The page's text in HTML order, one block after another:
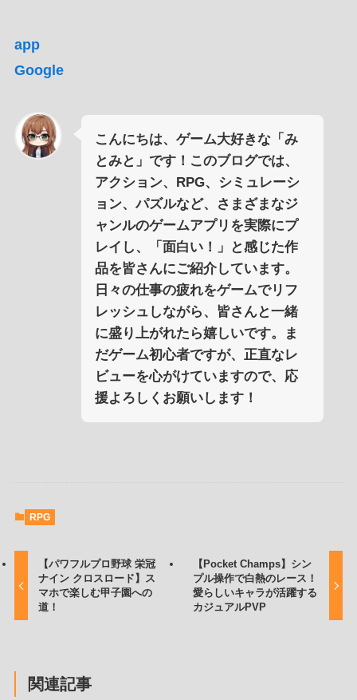
app
Google
こんにちは、ゲーム大好きな「み
とみと」です！このブログでは、
アクション、RPG、シミュレーシ
ョン、パズルなど、さまざまなジ
ャンルのゲームアプリを実際にプ
レイし、「面白い！」と感じた作
品を皆さんにご紹介しています。
日々の仕事の疲れをゲームでリフ
レッシュしながら、皆さんと一緒
に盛り上がれたら嬉しいです。ま
だゲーム初心者ですが、正直なレ
ビューを心がけていますので、応
援よろしくお願いします！
RPG
【パワフルプロ野球 栄冠
ナイン クロスロード】ス
マホで楽しむ甲子園への
道！
【Pocket Champs】シン
プル操作で白熱のレース！
愛らしいキャラが活躍する
カジュアルPVP
関連記事